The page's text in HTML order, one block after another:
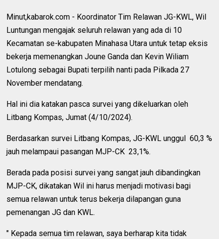
Minut,kabarok.com - Koordinator Tim Relawan JG-KWL, Wil
Luntungan mengajak seluruh relawan yang ada di 10
Kecamatan se-kabupaten Minahasa Utara untuk tetap eksis
bekerja memenangkan Joune Ganda dan Kevin Wiliam
Lotulong sebagai Bupati terpilih nanti pada Pilkada 27
November mendatang.
Hal ini dia katakan pasca survei yang dikeluarkan oleh
Litbang Kompas, Jumat (4/10/2024).
Berdasarkan survei Litbang Kompas, JG-KWL unggul 60,3 %
jauh melampaui pasangan MJP-CK 23,1%.
Berada pada posisi survei yang sangat jauh dibandingkan
MJP-CK, dikatakan Wil ini harus menjadi motivasi bagi
semua relawan untuk terus bekerja dilapangan guna
pemenangan JG dan KWL.
" Kepada semua tim relawan, saya berharap kita tidak